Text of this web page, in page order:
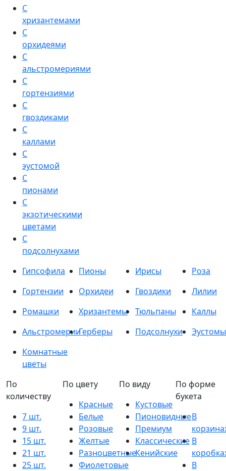
С
хризантемами
С
орхидеями
С
альстромериями
С
гортензиями
С
гвоздиками
С
каллами
С
эустомой
С
пионами
С
экзотическими
цветами
С
подсолнухами
Гипсофила
Пионы Ирисы
Роза
Гортензии
Орхидеи Гвоздики
Лилии
Ромашки
Хризантемы Тюльпаны
Каллы
АльстромерииГерберы Подсолнухи
Эустомы
Комнатные
цветы
По
количеству
7 шт.
9 шт.
15 шт.
21 шт.
25 шт.
По цвету
Красные
Белые
Розовые
Желтые
Разноцветные
Фиолетовые
По виду
Кустовые
Пионовидные
Премиум
Классические
Кенийские
По форме
букета
В
В
В